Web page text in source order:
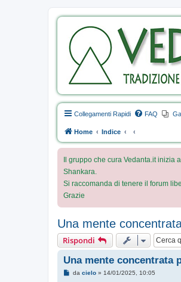
Collegamenti Rapidi FAQ
Home Indice
Il gruppo che cura Vedanta.it inizia
Shankara.
Si raccomanda di tenere il forum
Grazie
Una mente
Rispondi
Una mente concentrata
Mda cielo» 14/01/2025, 10:05